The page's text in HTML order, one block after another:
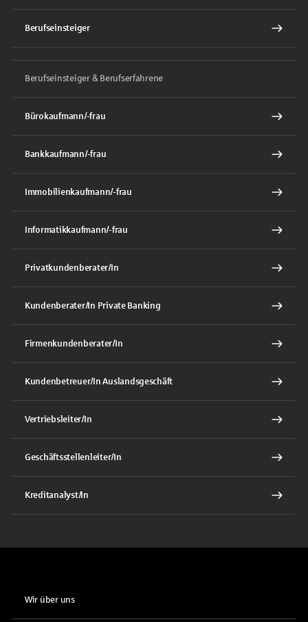
Berufseinsteiger
Berufseinsteiger & Berufserfahrene
Bürokaufmann/-frau
Bankkaufmann/-frau
Immobilienkaufmann/-frau
Informatikkaufmann/-frau
Privatkundenberater/In
Kundenberater/In Private Banking
Firmenkundenberater/In
Kundenbetreuer/In Auslandsgeschäft
Vertriebsleiter/In
Geschäftsstellenleiter/In
Kreditanalyst/In
Wir über uns